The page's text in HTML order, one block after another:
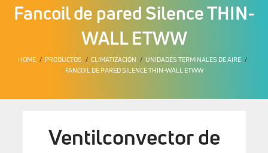
Fancoil de pared Silence THIN-
WALL ETWW
HOME PRODUCTOS CLIMATIZACIÓN
UNIDADES TERMINALES DE AIRE
FANCOIL DE PARED SILENCE THIN-WALL ETWW
Ventilconvector de